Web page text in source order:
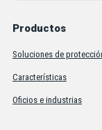
Productos
Soluciones de
Características
Oficios e industrias